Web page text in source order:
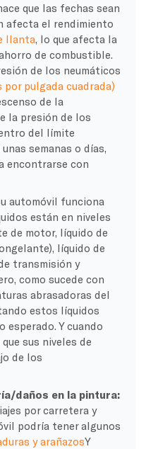
que las fechas sean
afecta el rendimiento
llanta, lo que afecta la
de combustible.
de los neumáticos
por pulgada cuadrada)
de la
la presión de los
del límite
semanas o días,
encontrarse con
automóvil funciona
están en niveles
de motor, líquido de
líquido de
transmisión y
como sucede con
abrasadoras del
estos líquidos
esperado. Y cuando
sus niveles de
de los
daños en la pintura:
por carretera y
podría tener algunos
y arañazosY